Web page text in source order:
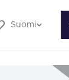
Suomi